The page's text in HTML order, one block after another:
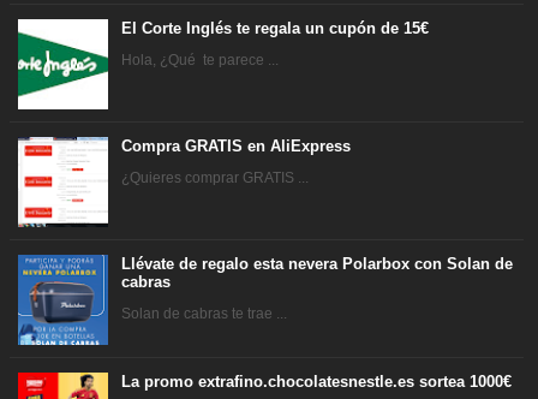
El Corte Inglés te regala un cupón de 15€
Hola, ¿Qué te parece ...
Compra GRATIS en AliExpress
¿Quieres comprar GRATIS ...
Llévate de regalo esta nevera Polarbox con Solan de
cabras
Solan de cabras te trae ...
La promo extrafino.chocolatesnestle.es sortea 1000€